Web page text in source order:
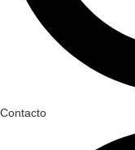
Contacto